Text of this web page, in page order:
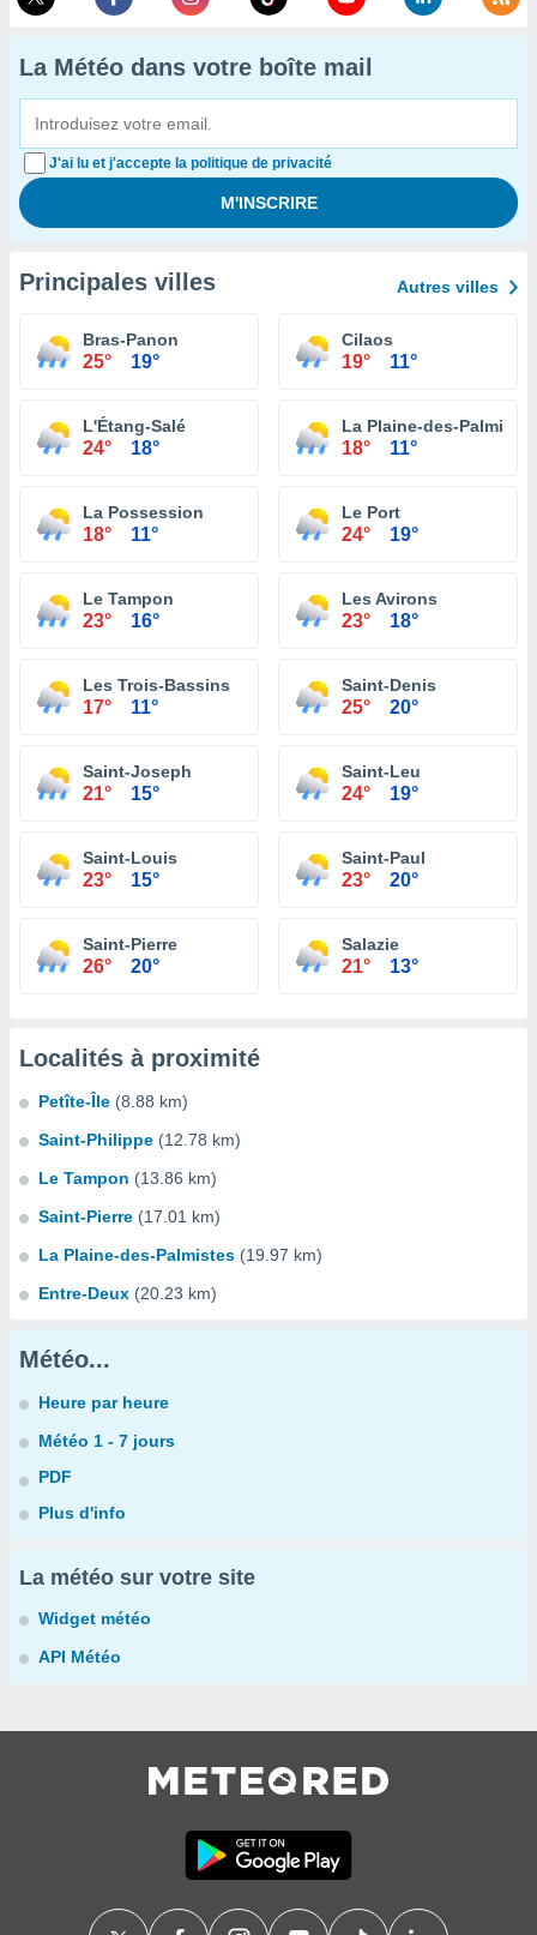
La Météo dans votre boîte mail
J'ai lu et j'accepte la politique de privacité
Principales villes Autres villes
Bras-Panon
25° 19°
Cilaos
19° 11°
L'Étang-Salé
24° 18°
La Plaine-des-Palmistes
18° 11°
La Possession
18° 11°
Le Port
24° 19°
Le Tampon
23° 16°
Les Avirons
23° 18°
Les Trois-Bassins
17° 11°
Saint-Denis
25° 20°
Saint-Joseph
21° 15°
Saint-Leu
24° 19°
Saint-Louis
23° 15°
Saint-Paul
23° 20°
Saint-Pierre
26° 20°
Salazie
21° 13°
Localités à proximité
Petîte-Île (8.88 km)
Saint-Philippe (12.78 km)
Le Tampon (13.86 km)
Saint-Pierre (17.01 km)
La Plaine-des-Palmistes (19.97 km)
Entre-Deux (20.23 km)
Météo...
Heure par heure
Météo 1 - 7 jours
PDF
Plus d'info
La météo sur votre site
Widget météo
API Météo